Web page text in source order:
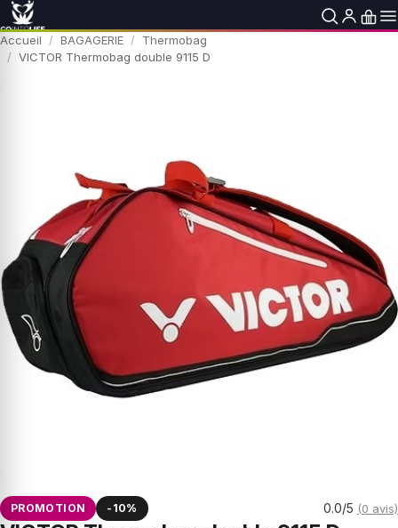
Accueil BAGAGERIE
Thermobag
VICTOR Thermobag double 9115 D
PROMOTION -10% 0.0/5 (0 avis)